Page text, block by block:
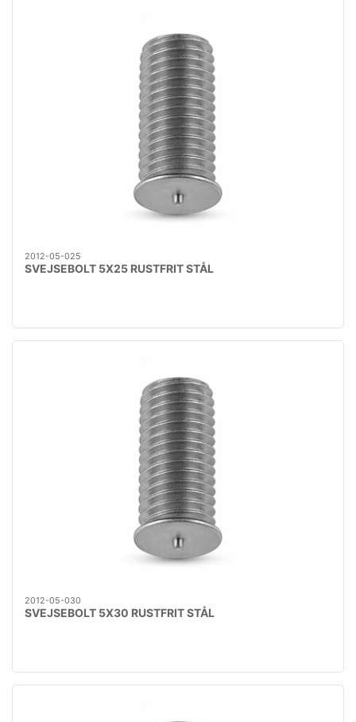
2012-05-025
SVEJSEBOLT 5X25 RUSTFRIT STÅL
2012-05-030
SVEJSEBOLT 5X30 RUSTFRIT STÅL